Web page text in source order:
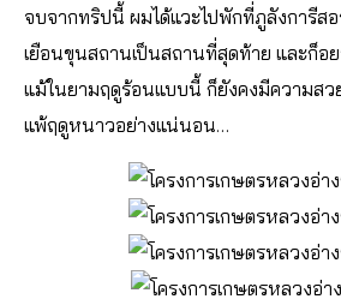
จบจากทริปนี้ ผมได้แวะไปพักที่ภูลังการีส
เยือนขุนสถานเป็นสถานที่สุดท้าย และก็อ
แม้ในยามฤดูร้อนแบบนี้ ก็ยังคงมีความสว
แพ้ฤดูหนาวอย่างแน่นอน…